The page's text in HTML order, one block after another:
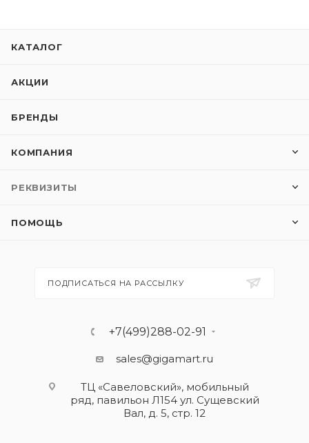
КАТАЛОГ
АКЦИИ
БРЕНДЫ
КОМПАНИЯ
РЕКВИЗИТЫ
ПОМОЩЬ
ПОДПИСАТЬСЯ НА РАССЫЛКУ
+7(499)288-02-91
sales@gigamart.ru
ТЦ «Савеловский», мобильный
ряд, павильон Л154 ул. Сущевский
Вал, д. 5, стр. 12